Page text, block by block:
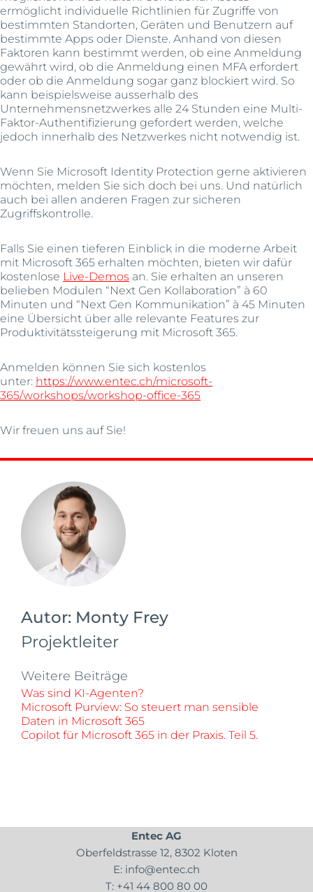
ermöglicht individuelle Richtlinien für Zugriffe von
bestimmten Standorten, Geräten und Benutzern auf
bestimmte Apps oder Dienste. Anhand von diesen
Faktoren kann bestimmt werden, ob eine Anmeldung
gewährt wird, ob die Anmeldung einen MFA erfordert
oder ob die Anmeldung sogar ganz blockiert wird. So
kann beispielsweise ausserhalb des
Unternehmensnetzwerkes alle 24 Stunden eine Multi-
Faktor-Authentifizierung gefordert werden, welche
jedoch innerhalb des Netzwerkes nicht notwendig ist.
Wenn Sie Microsoft Identity Protection gerne aktivieren
möchten, melden Sie sich doch bei uns. Und natürlich
auch bei allen anderen Fragen zur sicheren
Zugriffskontrolle.
Falls Sie einen tieferen Einblick in die moderne Arbeit
mit Microsoft 365 erhalten möchten, bieten wir dafür
kostenlose Live-Demos an. Sie erhalten an unseren
belieben Modulen “Next Gen Kollaboration” à 60
Minuten und “Next Gen Kommunikation” à 45 Minuten
eine Übersicht über alle relevante Features zur
Produktivitätssteigerung mit Microsoft 365.
Anmelden können Sie sich kostenlos
unter: https://www.entec.ch/microsoft-
365/workshops/workshop-office-365
Wir freuen uns auf Sie!
Autor: Monty Frey
Projektleiter
Weitere Beiträge
Was sind KI-Agenten?
Microsoft Purview: So steuert man sensible
Daten in Microsoft 365
Copilot für Microsoft 365 in der Praxis. Teil 5.
Entec AG
Oberfeldstrasse 12, 8302 Kloten
E: info@entec.ch
T: +41 44 800 80 00